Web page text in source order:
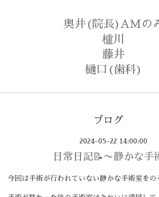
奥井(院長)AMの
櫨川
藤井
樋口(歯科)
ブログ
2024-05-22 14:00:00
日常日記📝〜静かな手
今回は手術が行われていない静かな手術室をの